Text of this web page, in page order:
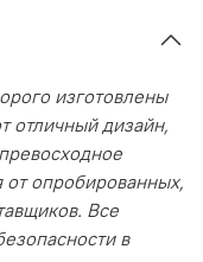
изготовлены
отличный дизайн,
от опробированных,
Все
в